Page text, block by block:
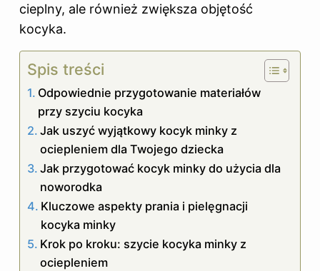
cieplny, ale również zwiększa objętość
kocyka.
Spis treści
Odpowiednie przygotowanie materiałów
przy szyciu kocyka
Jak uszyć wyjątkowy kocyk minky z
ociepleniem dla Twojego dziecka
Jak przygotować kocyk minky do użycia dla
noworodka
Kluczowe aspekty prania i pielęgnacji
kocyka minky
Krok po kroku: szycie kocyka minky z
ociepleniem